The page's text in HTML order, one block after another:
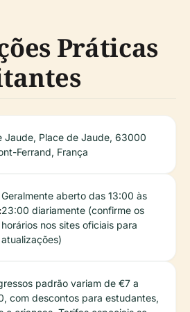
Práticas
Jaude, Place de Jaude, 63000
Ferrand, França
Geralmente aberto das 13:00 às
23:00 diariamente (confirme os
horários nos sites oficiais para
atualizações)
padrão variam de €7 a
com descontos para estudantes,